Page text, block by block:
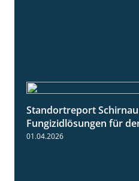
Standortreport
Fungizidlösungen für
01.04.2026